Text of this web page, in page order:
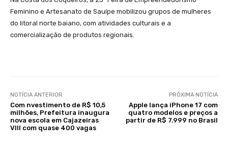
Feminino e Artesanato de Sauípe mobilizou grupos de mulheres
do litoral norte baiano, com atividades culturais e a
comercialização de produtos regionais.
NOTÍCIA ANTERIOR
Com nvestimento de R$ 10,5
milhões, Prefeitura inaugura
nova escola em Cajazeiras
VIII com quase 400 vagas
PRÓXIMA NOTÍCIA
Apple lança iPhone 17 com
quatro modelos e preços a
partir de R$ 7.999 no Brasil